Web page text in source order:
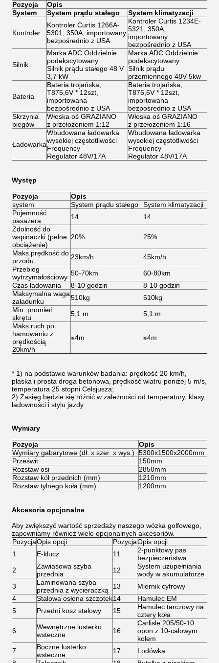
Pozycja
Opis
System
System prądu stałego System klimatyzacji
Kontroler
Kontroler Curtis 1266A-
5301, 350A, importowany
bezpośrednio z USA
Kontroler Curtis 1234E-
5321, 350A,
importowany
bezpośrednio z USA
Silnik
Marka ADC Oddzielnie
podekscytowany
Silnik prądu stałego 48 V
3,7 kW
Marka ADC Oddzielnie
podekscytowany
Silnik prądu
przemiennego 48V 5kw
Bateria
Bateria trojańska,
T875,6V * 12szt,
importowana
bezpośrednio z USA
Bateria trojańska,
T875,6V * 12szt,
importowana
bezpośrednio z USA
Skrzynia
biegów
Włoska oś GRAZIANO
z przełożeniem 1:12
Włoska oś GRAZIANO
z przełożeniem 1:16
Ładowarka
Wbudowana ładowarka
wysokiej częstotliwości
Frequency
Regulator 48V/17A
Wbudowana ładowarka
wysokiej częstotliwości
Frequency
Regulator 48V/17A
Występ
Pozycja
Opis
system
System prądu stałego
System klimatyzacji
Pojemność
pasażera
14
14
Zdolność do
wspinaczki (pełne
obciążenie)
20% 25%
Maks.prędkość do
przodu
23km/h
45km/h
Przebieg
wytrzymałościowy 50-70km
60-80km
Czas ładowania
8-10 godzin
8-10 godzin
Maksymalna waga
załadunku
510kg
510kg
Min. promień
skrętu
5,1 m
5,1 m
Maks.ruch po
hamowaniu z
prędkością
20km/h
≤4m ≤4m
* 1) na podstawie warunków badania: prędkość 20 km/h,
płaska i prosta droga betonowa, prędkość wiatru poniżej 5 m/s,
temperatura 25 stopni Celsjusza;
2) Zasięg będzie się różnić w zależności od temperatury, klasy,
ładowności i stylu jazdy.
Wymiary
Pozycja
Opis
Wymiary gabarytowe (dł. x szer. x wys.)
5300x1500x2000mm
Prześwit
150mm
Rozstaw osi
2850mm
Rozstaw kół przednich (mm)
1210mm
Rozstaw tylnego koła (mm)
1200mm
Akcesoria opcjonalne
Aby zwiększyć wartość sprzedaży naszego wózka golfowego,
zapewniamy również wiele opcjonalnych akcesoriów.
PozycjaOpis opcji PozycjaOpis opcji
1
E-klucz 11
2-punktowy pas
bezpieczeństwa
2
Zawiasowa szyba
przednia
12
System uzupełniania
wody w akumulatorze
3
Laminowana szyba
przednia z wycieraczką
13
Miernik cyfrowy
4
Stalowa osłona szczotek14
Hamulec EM
5
Przedni kosz stalowy 15
Hamulec tarczowy na
cztery koła
6
Wewnętrzne lusterko
wsteczne
16
Carlisle 205/50-10
opon z 10-calowym
kołem
7
Boczne lusterko
wsteczne
17
Lodówka